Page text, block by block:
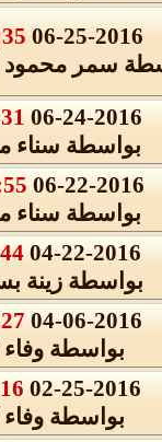
06-25-2016
AM
سمر محمود
06-24-2016
PM
بواسطةسناء
06-22-2016
AM
بواسطةسناء
04-22-2016
PM
بواسطةزينة
04-06-2016
PM
بواسطةوفاء
02-25-2016
PM
بواسطةوفاء